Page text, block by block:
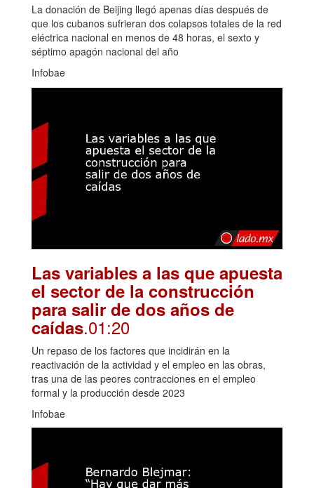
La donación de Beijing llegó apenas días después de
que los cubanos sufrieran dos colapsos totales de la red
eléctrica nacional en menos de 48 horas, el sexto y
séptimo apagón nacional del año
Infobae
Las variables a las que apuesta
el sector de la construcción
para salir de dos años de
caídas.01:20
Un repaso de los factores que incidirán en la
reactivación de la actividad y el empleo en las obras,
tras una de las peores contracciones en el empleo
formal y la producción desde 2023
Infobae